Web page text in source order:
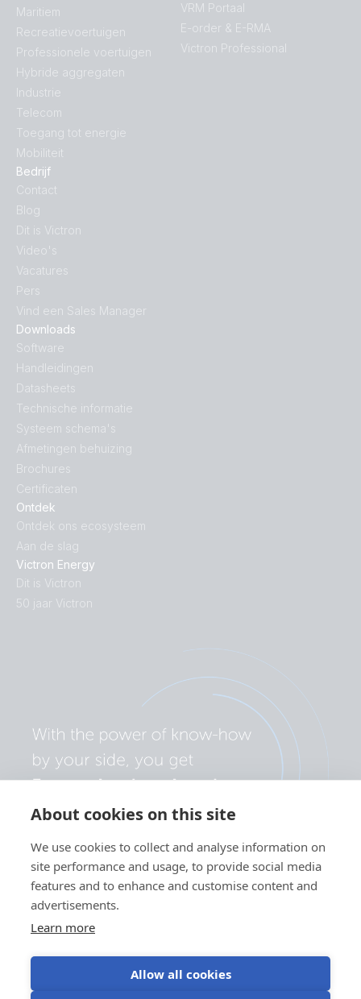
About cookies on this site
We use cookies to collect and analyse information on
site performance and usage, to provide social media
features and to enhance and customise content and
advertisements.
Learn more
Allow all cookies
Ontdek
Ontdek ons ecosysteem
Aan de slag
Victron Energy
Dit is Victron
50 jaar Victron
Downloads
Software
Handleidingen
Datasheets
Technische informatie
Systeem schema's
Afmetingen behuizing
Brochures
Certificaten
Maritiem
Recreatievoertuigen
Professionele voertuigen
Hybride aggregaten
Industrie
Telecom
Toegang tot energie
Mobiliteit
Bedrijf
Contact
Blog
Dit is Victron
Video's
Vacatures
Pers
Vind een Sales Manager
VRM Portaal
E-order & E-RMA
Victron Professional
Privacybeleid